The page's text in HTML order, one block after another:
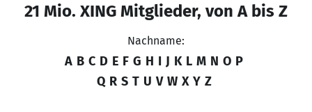
21 Mio. XING Mitglieder, von A bis Z
Nachname:
A B C D E F G H I J K L M N O P
Q R S T U V W X Y Z